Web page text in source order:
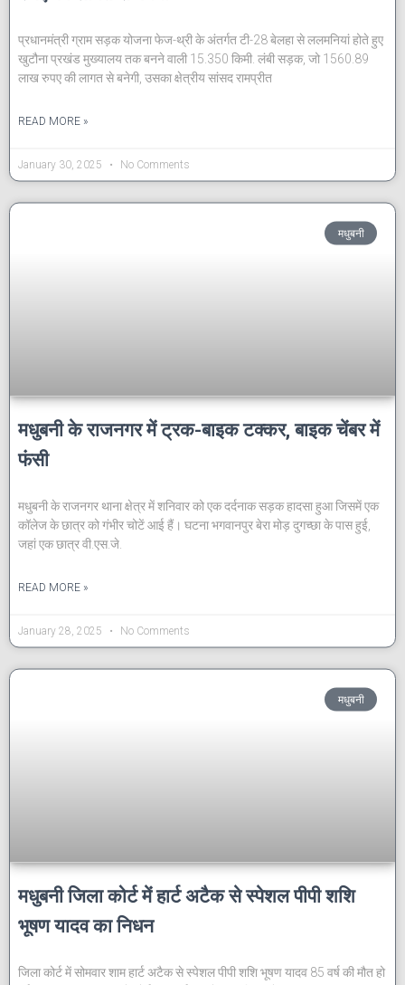
प्रधानमंत्री ग्राम सड़क योजना फेज-थ्री के अंतर्गत टी-28 बेलहा से ललमनियां होते हुए
खुटौना प्रखंड मुख्यालय तक बनने वाली 15.350 किमी. लंबी सड़क, जो 1560.89
लाख रुपए की लागत से बनेगी, उसका क्षेत्रीय सांसद रामप्रीत
READ MORE »
January 30, 2025 No Comments
मधुबनी
मधुबनी के राजनगर में ट्रक-बाइक टक्कर, बाइक चेंबर में
फंसी
मधुबनी के राजनगर थाना क्षेत्र में शनिवार को एक दर्दनाक सड़क हादसा हुआ जिसमें एक
कॉलेज के छात्र को गंभीर चोटें आई हैं। घटना भगवानपुर बेरा मोड़ दुगच्छा के पास हुई,
जहां एक छात्र वी.एस.जे.
READ MORE »
January 28, 2025 No Comments
मधुबनी
मधुबनी जिला कोर्ट में हार्ट अटैक से स्पेशल पीपी शशि
भूषण यादव का निधन
जिला कोर्ट में सोमवार शाम हार्ट अटैक से स्पेशल पीपी शशि भूषण यादव 85 वर्ष की मौत हो